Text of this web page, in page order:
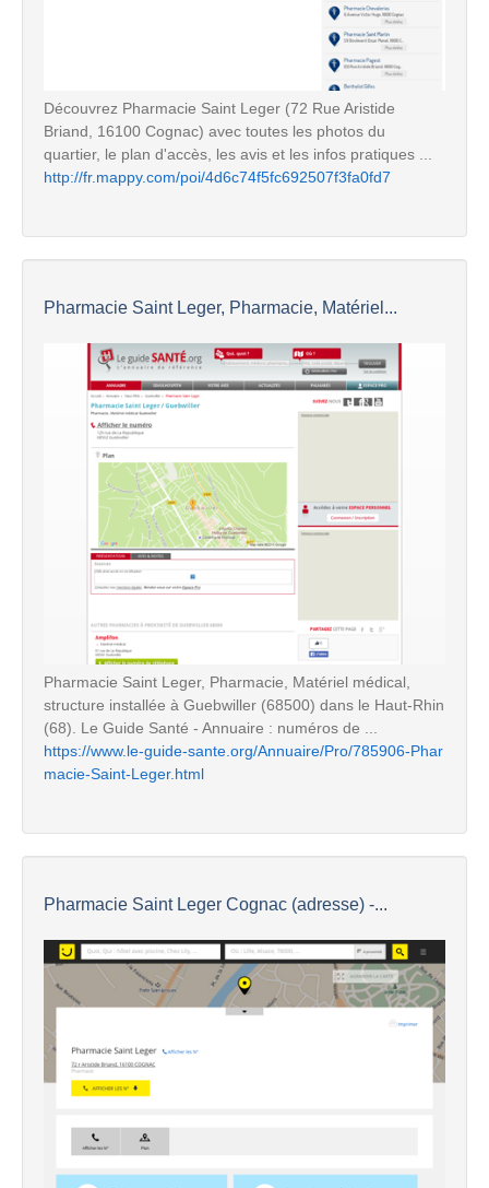
Découvrez Pharmacie Saint Leger (72 Rue Aristide
Briand, 16100 Cognac) avec toutes les photos du
quartier, le plan d'accès, les avis et les infos pratiques ...
http://fr.mappy.com/poi/4d6c74f5fc692507f3fa0fd7
Pharmacie Saint Leger, Pharmacie, Matériel...
Pharmacie Saint Leger, Pharmacie, Matériel médical,
structure installée à Guebwiller (68500) dans le Haut-Rhin
(68). Le Guide Santé - Annuaire : numéros de ...
https://www.le-guide-sante.org/Annuaire/Pro/785906-Phar
macie-Saint-Leger.html
Pharmacie Saint Leger Cognac (adresse) -...